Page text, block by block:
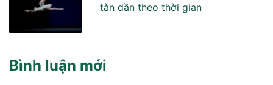
tàn dần theo thời gian
Bình luận mới